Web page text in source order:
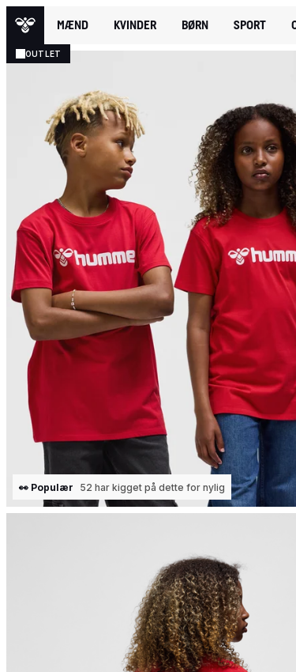
MÆND KVINDER BØRN SPORT
OUTLET
👀 Populær 52 har kigget på dette for nylig